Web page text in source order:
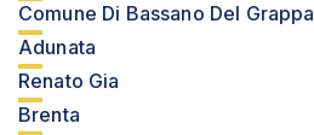
Comune Di Bassano Del Grappa
Adunata
Renato Gia
Brenta